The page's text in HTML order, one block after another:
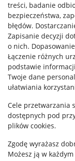
treści, badanie
bezpieczeństwa,
błędów.
Zapisanie decyzji
o nich.
Łączenie różnych
podstawie
Twoje dane
ułatwiania
Cele przetwarzania
dostępnych pod
plików cookies.
Zgodę wyrażasz
Możesz ją w
Mapa miejscowości
Informacje
Regulamin
Polityka plików
Ustawienia plików
Udostępnianie
Informacje dla Aktu
Pobierz aplikację